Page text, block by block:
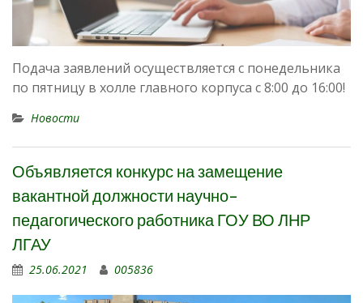
Подача заявлений осуществляется с понедельника
по пятницу в холле главного корпуса с 8:00 до 16:00!
Новости
Объявляется конкурс на замещение
вакантной должности научно-
педагогического работника ГОУ ВО ЛНР
ЛГАУ
25.06.2021 005836